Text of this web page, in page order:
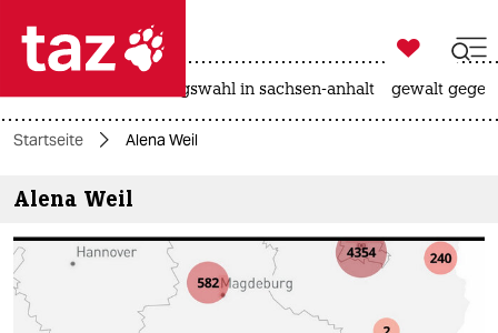
 taz zahl ich
taz zahl ich
themen
politik
öko

taz zahl ich
landtagswahl in sachsen-anhalt gewalt
Startseite Alena Weil
Alena Weil